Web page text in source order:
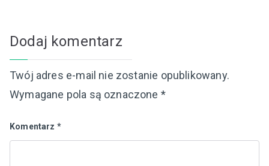
Dodaj komentarz
Twój adres e-mail nie zostanie opublikowany.
Wymagane pola są oznaczone *
Komentarz *